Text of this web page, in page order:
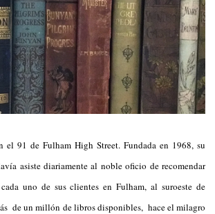
el 91 de Fulham High Street. Fundada en 1968, su
asiste diariamente al noble oficio de recomendar
uno de sus clientes en Fulham, al suroeste de
de un millón de libros disponibles, hace el milagro